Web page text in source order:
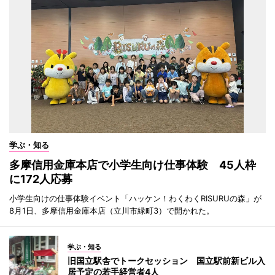
学ぶ・知る
多摩信用金庫本店で小学生向け仕事体験 45人枠
に172人応募
小学生向けの仕事体験イベント「ハッケン！わくわくRISURUの森」が
8月1日、多摩信用金庫本店（立川市緑町3）で開かれた。
学ぶ・知る
旧国立駅舎でトークセッション 国立駅前新ビル入
居予定の若手経営者4人